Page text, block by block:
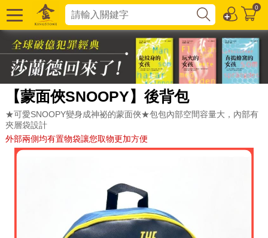
0
【蒙面俠SNOOPY】後背包
★可愛SNOOPY變身成神祕的蒙面俠★包包內部空間容量大，內部有
夾層袋設計
外部兩側均有置物袋讓您取物更加方便